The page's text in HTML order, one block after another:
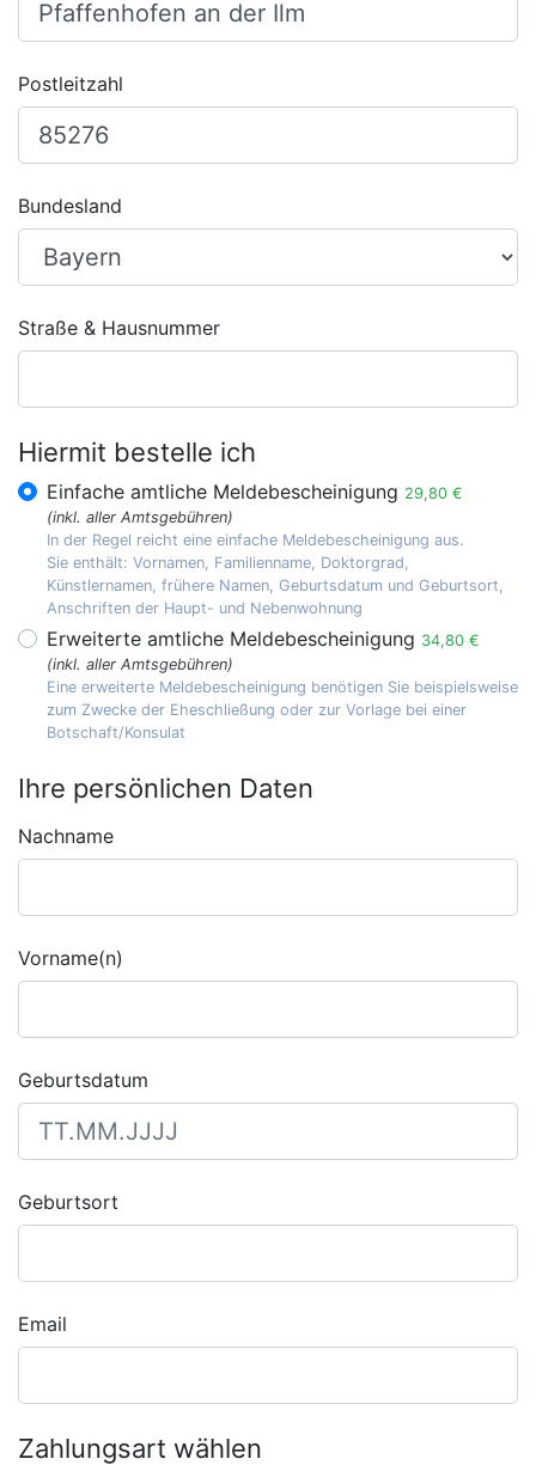
Postleitzahl
Bundesland
Straße & Hausnummer
Hiermit bestelle ich
Einfache amtliche Meldebescheinigung 29,80 €
(inkl. aller Amtsgebühren)
In der Regel reicht eine einfache Meldebescheinigung aus.
Sie enthält: Vornamen, Familienname, Doktorgrad,
Künstlernamen, frühere Namen, Geburtsdatum und Geburtsort,
Anschriften der Haupt- und Nebenwohnung
Erweiterte amtliche Meldebescheinigung 34,80 €
(inkl. aller Amtsgebühren)
Eine erweiterte Meldebescheinigung benötigen Sie beispielsweise
zum Zwecke der Eheschließung oder zur Vorlage bei einer
Botschaft/Konsulat
Ihre persönlichen Daten
Nachname
Vorname(n)
Geburtsdatum
Geburtsort
Email
Zahlungsart wählen